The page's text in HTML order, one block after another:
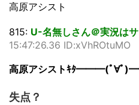
高原アシスト
815: U-名無しさん＠実況は
15:47:26.36 ID:xVhROtuMO
高原アシストｷﾀ━━━(ﾟ∀ﾟ
失点？